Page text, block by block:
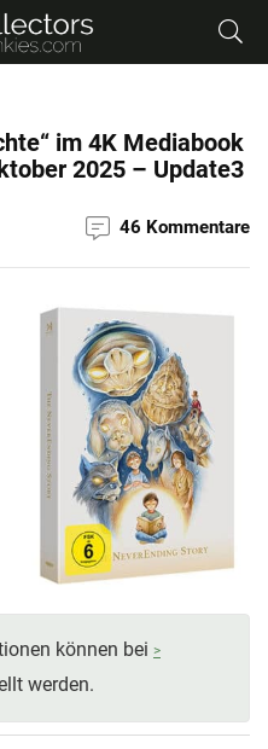
im 4K Mediabook
2025 – Update3
46 Kommentare
können bei
werden.